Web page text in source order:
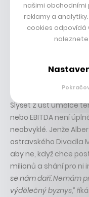
22. července 2026•
Jdu si pro
Tři tygři a
tvrdý byznys
Slyšet z úst umělce
nebo EBITDA není
neobvyklé. Jenže
ostravského Divadla
aby ne, když chce
milionů a shání pro ni
se nám daří. Nemám
výdělečný byznys,“
našimi obchodními
reklamy a
cookies odpovídá